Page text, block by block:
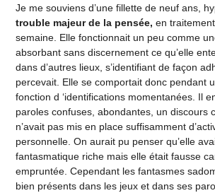
Je me souviens d’une fillette de neuf ans,
trouble majeur de la pensée, en
semaine. Elle fonctionnait un peu comme
absorbant sans discernement ce qu’elle
dans d’autres lieux, s’identifiant de façon
percevait. Elle se comportait donc pendant
fonction d ‘identifications momentanées. Il
paroles confuses, abondantes, un discours
n’avait pas mis en place suffisamment
personnelle. On aurait pu penser qu’elle
fantasmatique riche mais elle était fausse
empruntée. Cependant les fantasmes
bien présents dans les jeux et dans ses